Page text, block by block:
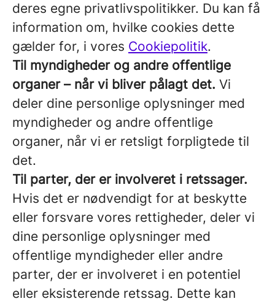
deres egne privatlivspolitikker. Du kan få
information om, hvilke cookies dette
gælder for, i vores Cookiepolitik.
Til myndigheder og andre offentlige
organer – når vi bliver pålagt det. Vi
deler dine personlige oplysninger med
myndigheder og andre offentlige
organer, når vi er retsligt forpligtede til
det.
Til parter, der er involveret i retssager.
Hvis det er nødvendigt for at beskytte
eller forsvare vores rettigheder, deler vi
dine personlige oplysninger med
offentlige myndigheder eller andre
parter, der er involveret i en potentiel
eller eksisterende retssag. Dette kan